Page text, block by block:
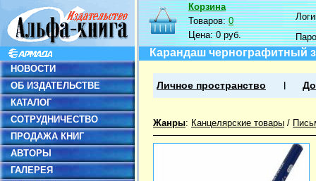
НОВОСТИ
ОБ ИЗДАТЕЛЬСТВЕ
КАТАЛОГ
СОТРУДНИЧЕСТВО
ПРОДАЖА КНИГ
АВТОРЫ
ГАЛЕРЕЯ
Корзина
Товаров:0
Цена:0 руб.
Карандаш чернографитный
Личное пространство
Жанры: Канцелярские товары /